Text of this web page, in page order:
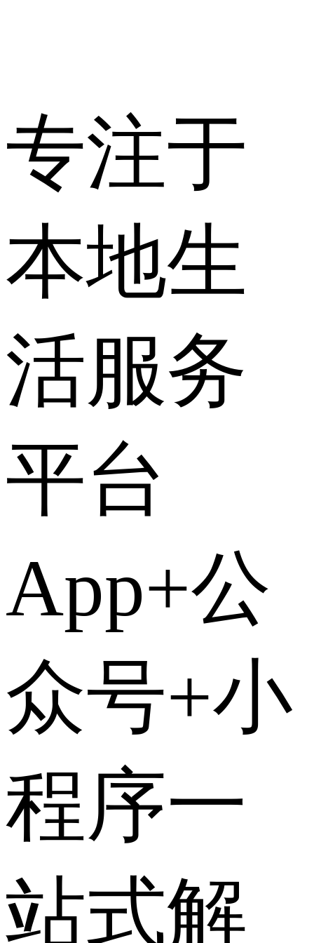
专注于
本地生
活服务
平台
App+公
众号+小
程序一
站式解